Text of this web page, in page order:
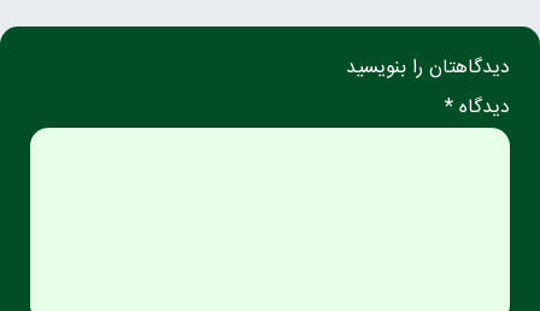
دیدگاهتان را بنویسید
دیدگاه *